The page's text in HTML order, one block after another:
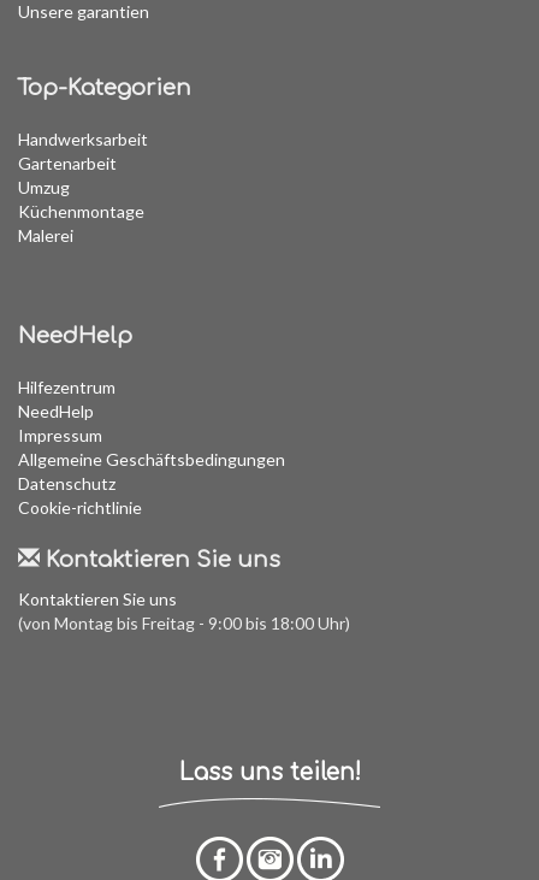
Unsere garantien
Top-Kategorien
Handwerksarbeit
Gartenarbeit
Umzug
Küchenmontage
Malerei
NeedHelp
Hilfezentrum
NeedHelp
Impressum
Allgemeine Geschäftsbedingungen
Datenschutz
Cookie-richtlinie
Kontaktieren Sie uns
Kontaktieren Sie uns
(von Montag bis Freitag - 9:00 bis 18:00 Uhr)
Lass uns teilen!